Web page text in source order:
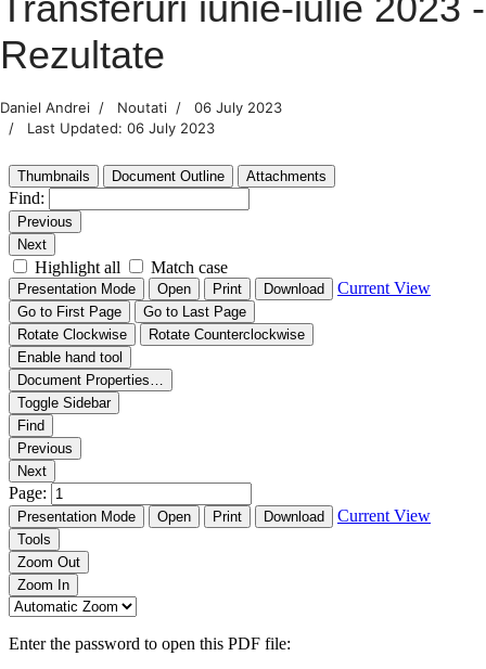
Rezultate
Daniel Andrei Noutati
06 July 2023
Last Updated: 06 July 2023